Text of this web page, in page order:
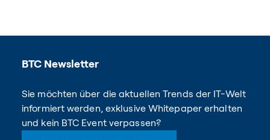
BTC Newsletter
Sie möchten über die aktuellen Trends der IT-Welt
informiert werden, exklusive Whitepaper erhalten
und kein BTC Event verpassen?